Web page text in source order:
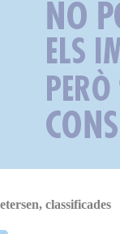
classificades